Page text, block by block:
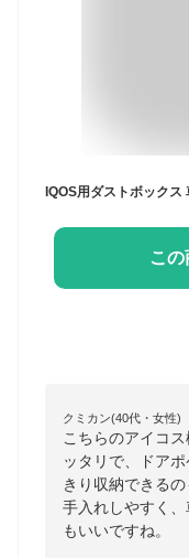
こ
クミカン(40代・女性)
こちらのアイコ
ッタリで、ドア
きり収納できる
手入れしやすく
もいいですね。